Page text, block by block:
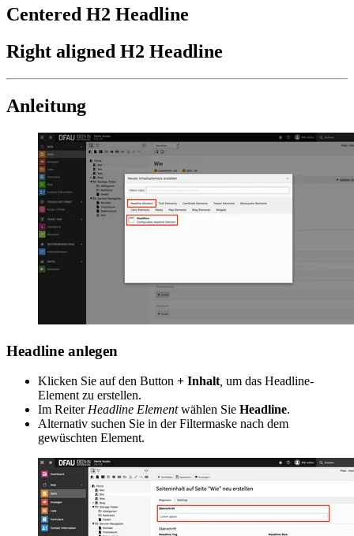
Centered H2 Headline
Right aligned H2 Headline
Anleitung
Headline anlegen
Klicken Sie auf den Button + Inhalt um das Headline-
Element zu erstellen.
Im Reiter Headline Elementwählen Sie Headline.
Alternativ suchen Sie in der Filtermaske nach dem
gewüschten Element.